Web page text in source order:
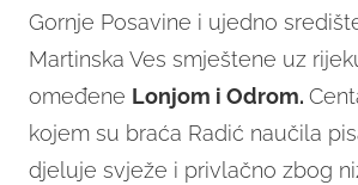
Gornje Posavine i ujedno
Martinska Ves smještene uz
omeđene Lonjom i Odrom.
kojem su braća Radić naučila
djeluje svježe i privlačno zbog